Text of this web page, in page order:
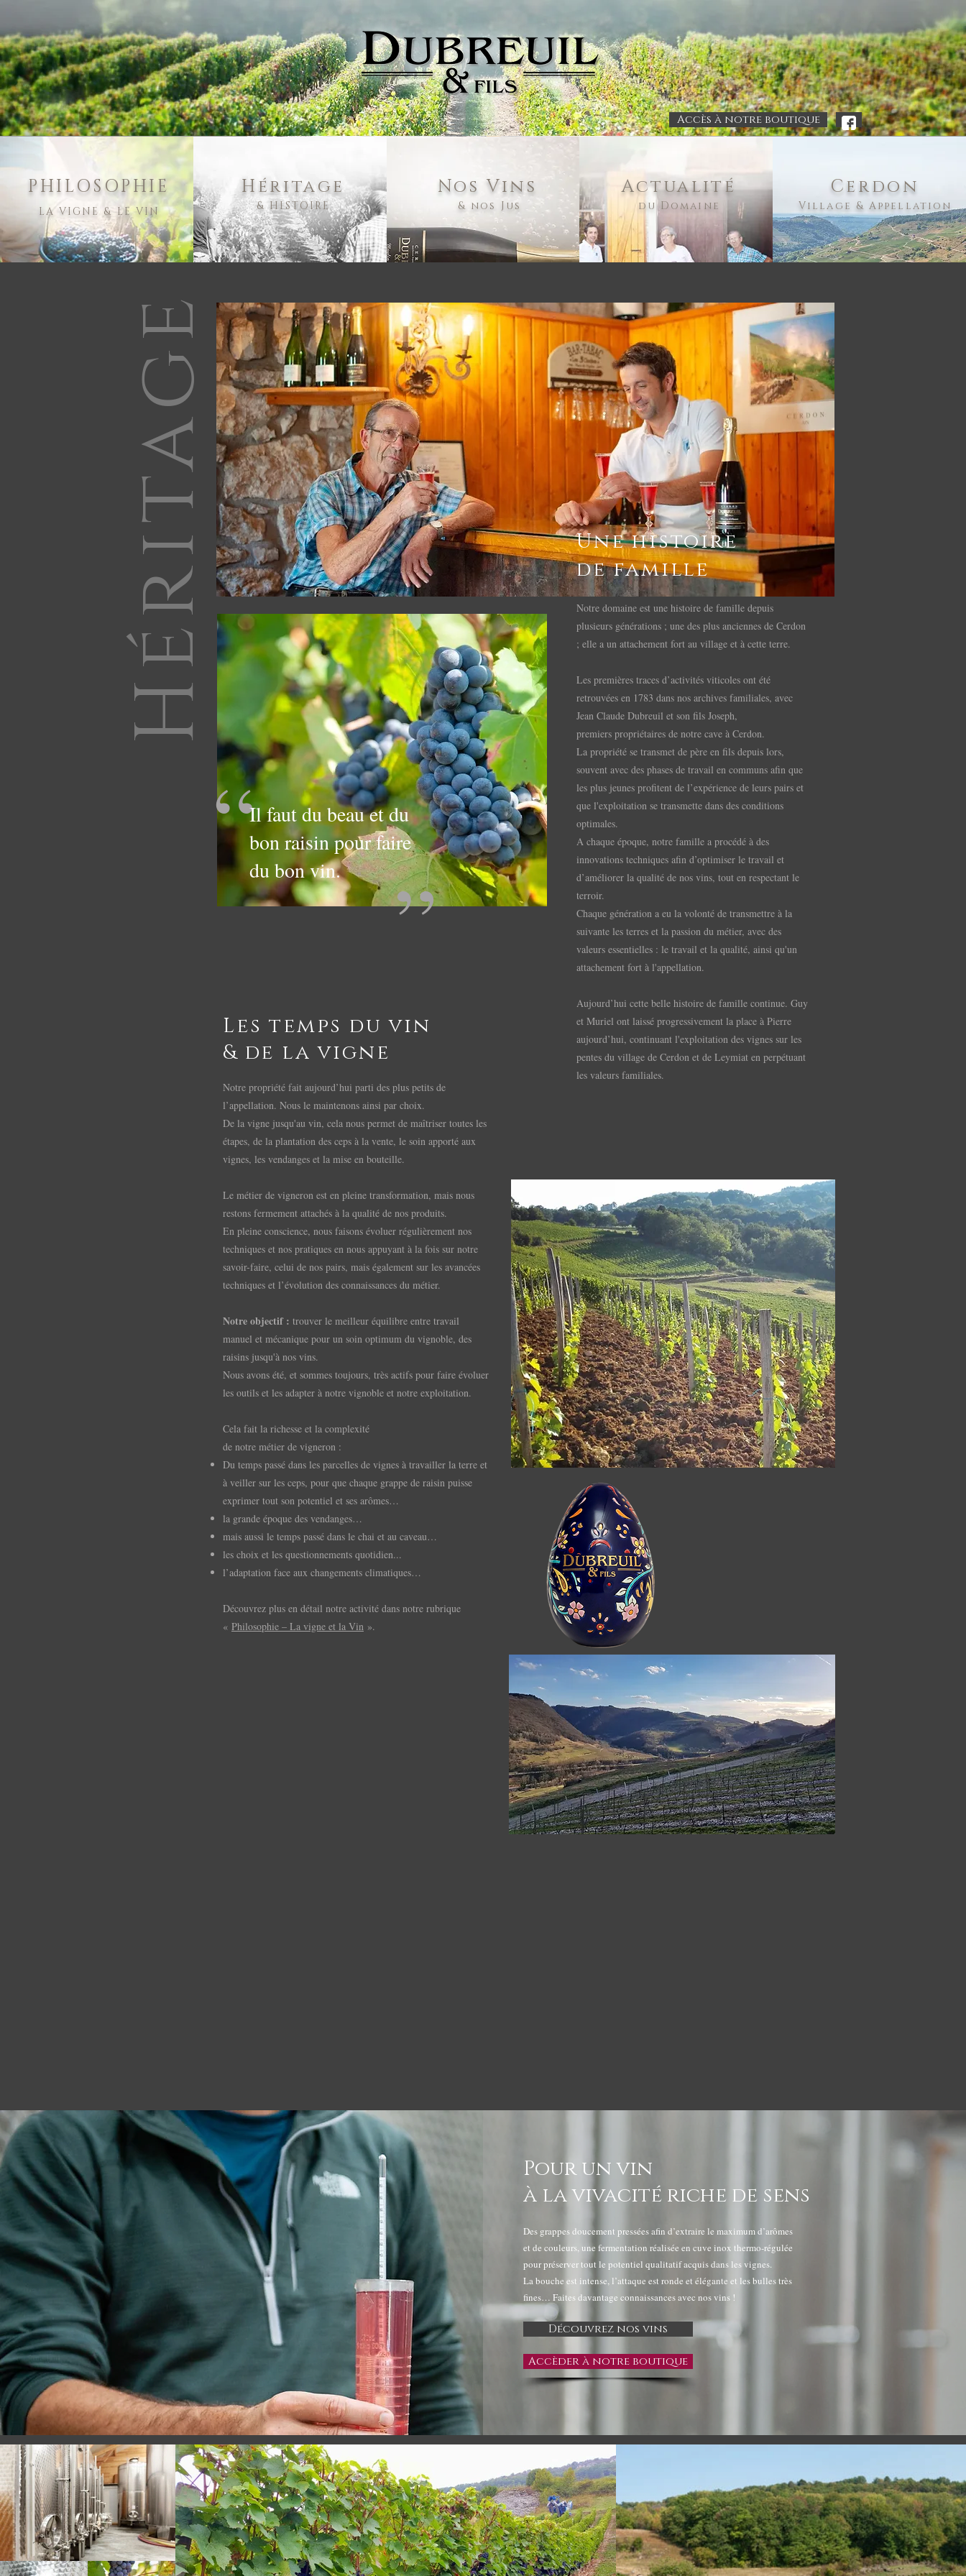
Accès à notre boutique .
PHILOSOPHIE
LA VIGNE & LE VIN
Héritage
& HISTOIRE
Nos Vins
& nos Jus
Actualité
du Domaine
Cerdon
Village & Appellation
Héritage
“Il faut du beau et du
bon raisin pour faire
du bon vin.
”
Les temps du vin
& de la vigne
Notre propriété fait aujourd’hui parti des plus petits de
l’appellation. Nous le maintenons ainsi par choix.
De la vigne jusqu'au vin, cela nous permet de maîtriser toutes les
étapes, de la plantation des ceps à la vente, le soin apporté aux
vignes, les vendanges et la mise en bouteille.
Le métier de vigneron est en pleine transformation, mais nous
restons fermement attachés à la qualité de nos produits.
En pleine conscience, nous faisons évoluer régulièrement nos
techniques et nos pratiques en nous appuyant à la fois sur notre
savoir-faire, celui de nos pairs, mais également sur les avancées
techniques et l’évolution des connaissances du métier.
Notre objectif : trouver le meilleur équilibre entre travail
manuel et mécanique pour un soin optimum du vignoble, des
raisins jusqu'à nos vins.
Nous avons été, et sommes toujours, très actifs pour faire évoluer
les outils et les adapter à notre vignoble et notre exploitation.
Cela fait la richesse et la complexité
de notre métier de vigneron :
Du temps passé dans les parcelles de vignes à travailler la terre et
à veiller sur les ceps, pour que chaque grappe de raisin puisse
exprimer tout son potentiel et ses arômes…
la grande époque des vendanges…
mais aussi le temps passé dans le chai et au caveau…
les choix et les questionnements quotidien...
l’adaptation face aux changements climatiques…
Découvrez plus en détail notre activité dans notre rubrique
« Philosophie – La vigne et la Vin ».
Une histoire
de famille
Notre domaine est une histoire de famille depuis
plusieurs générations ; une des plus anciennes de Cerdon
; elle a un attachement fort au village et à cette terre.
Les premières traces d’activités viticoles ont été
retrouvées en 1783 dans nos archives familiales, avec
Jean Claude Dubreuil et son fils Joseph,
premiers propriétaires de notre cave à Cerdon.
La propriété se transmet de père en fils depuis lors,
souvent avec des phases de travail en communs afin que
les plus jeunes profitent de l’expérience de leurs pairs et
que l'exploitation se transmette dans des conditions
optimales.
A chaque époque, notre famille a procédé à des
innovations techniques afin d’optimiser le travail et
d’améliorer la qualité de nos vins, tout en respectant le
terroir.
Chaque génération a eu la volonté de transmettre à la
suivante les terres et la passion du métier, avec des
valeurs essentielles : le travail et la qualité, ainsi qu'un
attachement fort à l'appellation.
Aujourd’hui cette belle histoire de famille continue. Guy
et Muriel ont laissé progressivement la place à Pierre
aujourd’hui, continuant l'exploitation des vignes sur les
pentes du village de Cerdon et de Leymiat en perpétuant
les valeurs familiales.
Pour un vin
à la vivacité riche de sens
Des grappes doucement pressées afin d’extraire le maximum d’arômes
et de couleurs, une fermentation réalisée en cuve inox thermo-régulée
pour préserver tout le potentiel qualitatif acquis dans les vignes.
La bouche est intense, l’attaque est ronde et élégante et les bulles très
fines… Faites davantage connaissances avec nos vins !
Découvrez nos vins
Accèder à notre boutique